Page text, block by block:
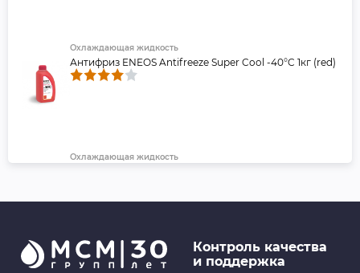
Охлаждающая жидкость
Антифриз ENEOS Antifreeze Super Cool -40°C 1кг (red)
Охлаждающая жидкость
Масляные фильтры
Контроль качества
и поддержка